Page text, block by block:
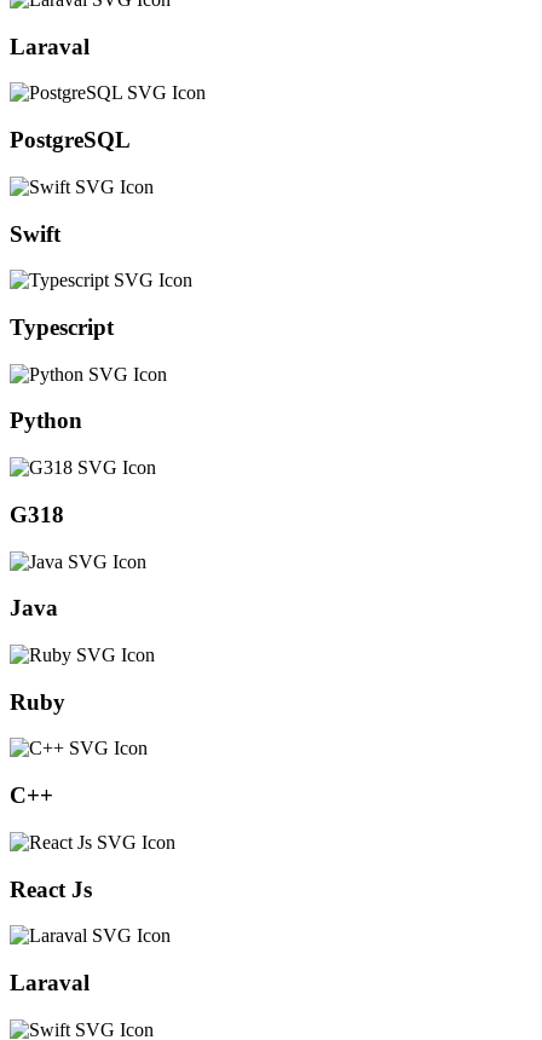
Laraval
PostgreSQL
Swift
Typescript
Python
G318
Java
Ruby
C++
React Js
Laraval